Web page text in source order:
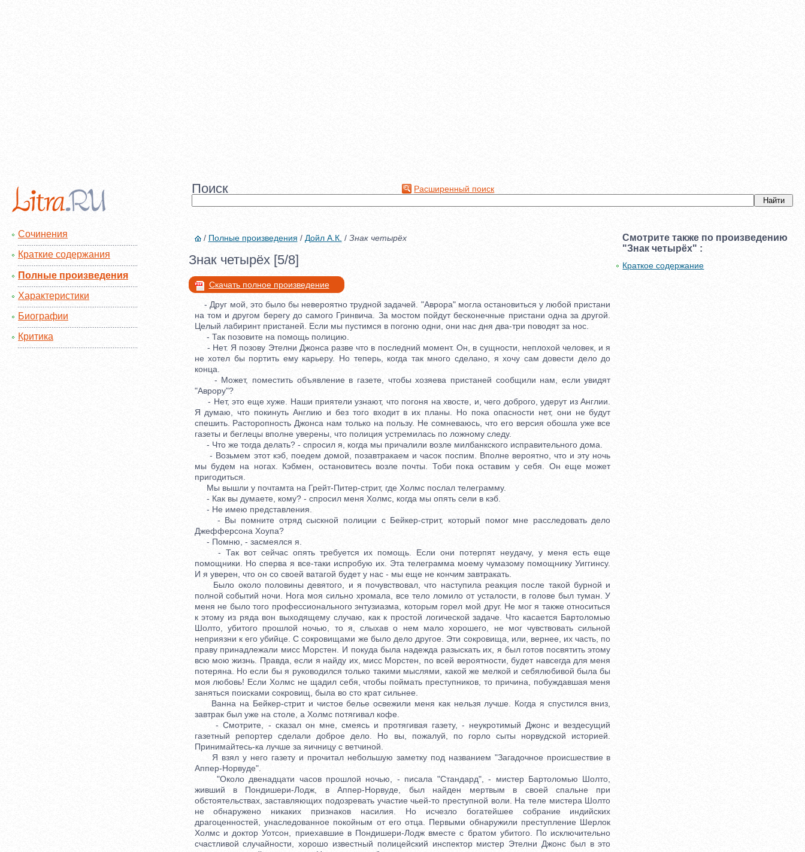
Поиск Расширенный поиск
Сочинения
Краткие содержания
Полные произведения
Характеристики
Биографии
Критика
/ Полные произведения / Дойл А.К. / Знак четырёх
Знак четырёх [5/8]
Скачать полное произведение
- Друг мой, это было бы невероятно трудной задачей. "Аврора" могла остановиться у любой пристани
на том и другом берегу до самого Гринвича. За мостом пойдут бесконечные пристани одна за другой.
Целый лабиринт пристаней. Если мы пустимся в погоню одни, они нас дня два-три поводят за нос.
- Так позовите на помощь полицию.
- Нет. Я позову Этелни Джонса разве что в последний момент. Он, в сущности, неплохой человек, и я
не хотел бы портить ему карьеру. Но теперь, когда так много сделано, я хочу сам довести дело до
конца.
- Может, поместить объявление в газете, чтобы хозяева пристаней сообщили нам, если увидят
"Аврору"?
- Нет, это еще хуже. Наши приятели узнают, что погоня на хвосте, и, чего доброго, удерут из Англии.
Я думаю, что покинуть Англию и без того входит в их планы. Но пока опасности нет, они не будут
спешить. Расторопность Джонса нам только на пользу. Не сомневаюсь, что его версия обошла уже все
газеты и беглецы вполне уверены, что полиция устремилась по ложному следу.
- Что же тогда делать? - спросил я, когда мы причалили возле милбанкского исправительного дома.
- Возьмем этот кэб, поедем домой, позавтракаем и часок поспим. Вполне вероятно, что и эту ночь
мы будем на ногах. Кэбмен, остановитесь возле почты. Тоби пока оставим у себя. Он еще может
пригодиться.
Мы вышли у почтамта на Грейт-Питер-стрит, где Холмс послал телеграмму.
- Как вы думаете, кому? - спросил меня Холмс, когда мы опять сели в кэб.
- Не имею представления.
- Вы помните отряд сыскной полиции с Бейкер-стрит, который помог мне расследовать дело
Джефферсона Хоупа?
- Помню, - засмеялся я.
- Так вот сейчас опять требуется их помощь. Если они потерпят неудачу, у меня есть еще
помощники. Но сперва я все-таки испробую их. Эта телеграмма моему чумазому помощнику Уиггинсу.
И я уверен, что он со своей ватагой будет у нас - мы еще не кончим завтракать.
Было около половины девятого, и я почувствовал, что наступила реакция после такой бурной и
полной событий ночи. Нога моя сильно хромала, все тело ломило от усталости, в голове был туман. У
меня не было того профессионального энтузиазма, которым горел мой друг. Не мог я также относиться
к этому из ряда вон выходящему случаю, как к простой логической задаче. Что касается Бартоломью
Шолто, убитого прошлой ночью, то я, слыхав о нем мало хорошего, не мог чувствовать сильной
неприязни к его убийце. С сокровищами же было дело другое. Эти сокровища, или, вернее, их часть, по
праву принадлежали мисс Морстен. И покуда была надежда разыскать их, я был готов посвятить этому
всю мою жизнь. Правда, если я найду их, мисс Морстен, по всей вероятности, будет навсегда для меня
потеряна. Но если бы я руководился только такими мыслями, какой же мелкой и себялюбивой была бы
моя любовь! Если Холмс не щадил себя, чтобы поймать преступников, то причина, побуждавшая меня
заняться поисками сокровищ, была во сто крат сильнее.
Ванна на Бейкер-стрит и чистое белье освежили меня как нельзя лучше. Когда я спустился вниз,
завтрак был уже на столе, а Холмс потягивал кофе.
- Смотрите, - сказал он мне, смеясь и протягивая газету, - неукротимый Джонс и вездесущий
газетный репортер сделали доброе дело. Но вы, пожалуй, по горло сыты норвудской историей.
Принимайтесь-ка лучше за яичницу с ветчиной.
Я взял у него газету и прочитал небольшую заметку под названием "Загадочное происшествие в
Аппер-Норвуде".
"Около двенадцати часов прошлой ночью, - писала "Стандард", - мистер Бартоломью Шолто,
живший в Пондишери-Лодж, в Аппер-Норвуде, был найден мертвым в своей спальне при
обстоятельствах, заставляющих подозревать участие чьей-то преступной воли. На теле мистера Шолто
не обнаружено никаких признаков насилия. Но исчезло богатейшее собрание индийских
драгоценностей, унаследованное покойным от его отца. Первыми обнаружили преступление Шерлок
Холмс и доктор Уотсон, приехавшие в Пондишери-Лодж вместе с братом убитого. По исключительно
счастливой случайности, хорошо известный полицейский инспектор мистер Этелни Джонс был в это
Смотрите также по произведению
"Знак четырёх" :
Краткое содержание